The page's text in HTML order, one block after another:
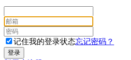
记住我的登录状态忘记密码？